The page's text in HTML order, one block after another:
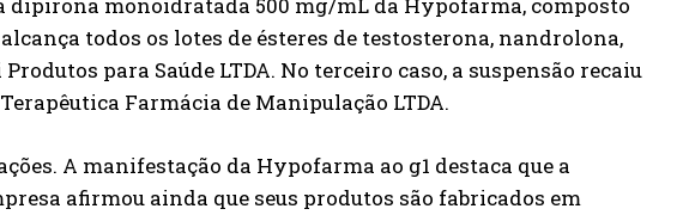
todos os lotes de ésteres de testosterona, nandrolona,
para Saúde LTDA. No terceiro caso, a suspensão recaiu
Farmácia de Manipulação LTDA.
A manifestação da Hypofarma ao g1 destaca que a
afirmou ainda que seus produtos são fabricados em